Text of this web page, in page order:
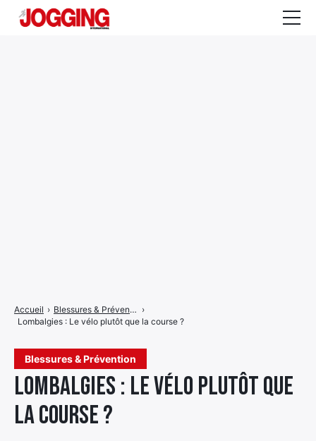
Blessures & Prévention
Lombalgies : Le vélo plutôt que
la course ?
Accueil › Blessures & Prévention ›
Lombalgies : Le vélo plutôt que la course ?
menu
de
menumenu